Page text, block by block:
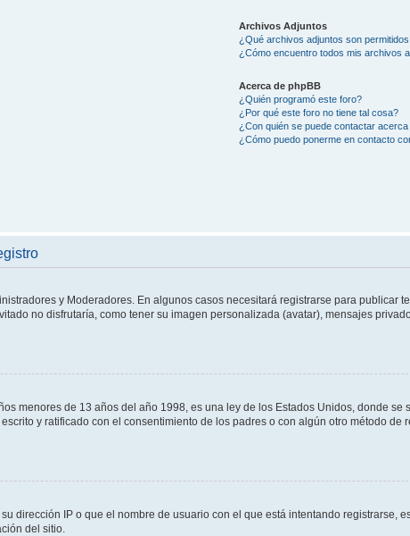
Archivos Adjuntos
¿Qué archivos adjuntos son
¿Cómo encuentro todos mis archivos
Acerca de phpBB
¿Quién programó este foro?
¿Por qué este foro no tiene tal cosa?
¿Con quién se puede contactar
¿Cómo puedo ponerme en contacto
y Moderadores. En algunos casos necesitará registrarse para publicar
no disfrutaría, como tener su imagen personalizada (avatar), mensajes
menores de 13 años del año 1998, es una ley de los Estados Unidos, donde
y ratificado con el consentimiento de los padres o con algún otro método
dirección IP o que el nombre de usuario con el que está intentando registrarse,
del sitio.